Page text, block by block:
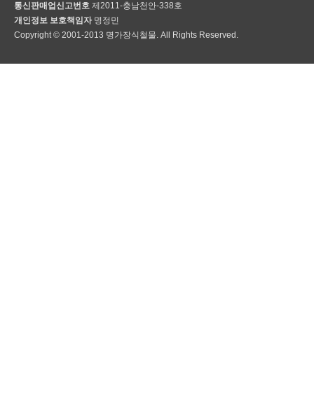
통신판매업신고번호 제2011-충남천안-338호
개인정보 보호책임자 명정민
Copyright © 2001-2013 명가장식철물. All Rights Reserved.